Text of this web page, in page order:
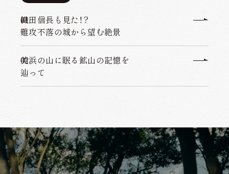
01.
織田信長も見た！？
難攻不落の城から望む絶景
02.
美浜の山に眠る鉱山の記憶を
辿って